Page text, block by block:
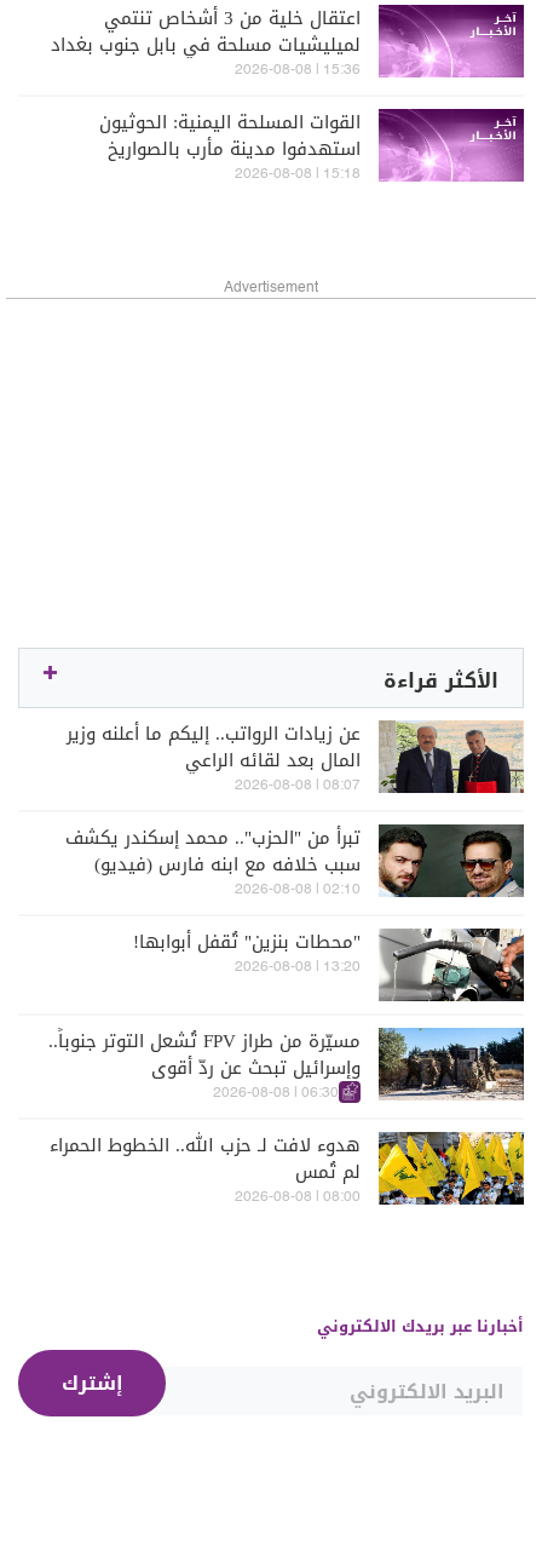
اعتقال خلية من 3 أشخاص تنتمي
لميليشيات مسلحة في بابل جنوب بغداد
وضبط طائرات مسيّرة حديثة كانت تُعد
15:36 | 2026-08-08
القوات المسلحة اليمنية: الحوثيون
استهدفوا مدينة مأرب بالصواريخ
15:18 | 2026-08-08
Advertisement
الأكثر قراءة
عن زيادات الرواتب.. إليكم ما أعلنه وزير
المال بعد لقائه الراعي
08:07 | 2026-08-08
تبرأ من "الحزب".. محمد إسكندر يكشف
سبب خلافه مع ابنه فارس (فيديو)
02:10 | 2026-08-08
"محطات بنزين" تُقفل أبوابها!
13:20 | 2026-08-08
مسيّرة من طراز FPV تُشعل التوتر جنوباً..
وإسرائيل تبحث عن ردّ أقوى
06:30 | 2026-08-08
هدوء لافت لـ حزب الله.. الخطوط الحمراء
لم تُمس
08:00 | 2026-08-08
أخبارنا عبر بريدك الالكتروني
إشترك